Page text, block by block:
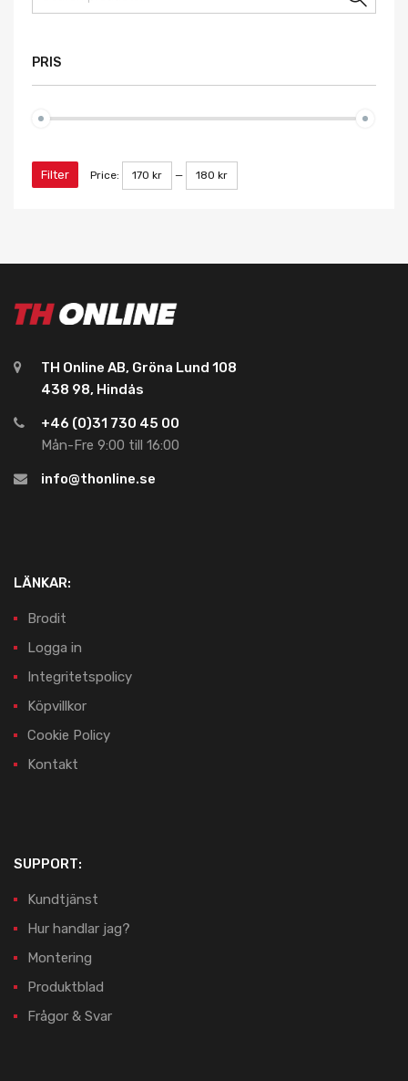
PRIS
Filter Price: 170 kr — 180 kr
TH Online AB, Gröna Lund 108
438 98, Hindås
+46 (0)31 730 45 00
Mån-Fre 9:00 till 16:00
info@thonline.se
LÄNKAR:
Brodit
Logga in
Integritetspolicy
Köpvillkor
Cookie Policy
Kontakt
SUPPORT:
Kundtjänst
Hur handlar jag?
Montering
Produktblad
Frågor & Svar